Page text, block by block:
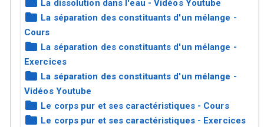
La dissolution dans l'eau - Vidéos Youtube
La séparation des constituants d'un mélange -
Cours
La séparation des constituants d'un mélange -
Exercices
La séparation des constituants d'un mélange -
Vidéos Youtube
Le corps pur et ses caractéristiques - Cours
Le corps pur et ses caractéristiques - Exercices